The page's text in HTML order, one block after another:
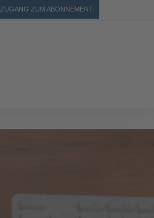
ZUGANG ZUM ABONNEMENT